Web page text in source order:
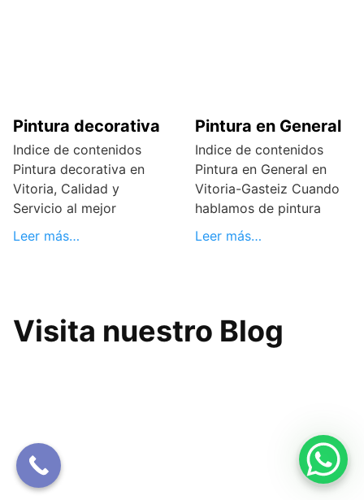
Pintura decorativa
Indice de contenidos
Pintura decorativa en
Vitoria, Calidad y
Servicio al mejor
Leer más…
Pintura en General
Indice de contenidos
Pintura en General en
Vitoria-Gasteiz Cuando
hablamos de pintura
Leer más…
Visita nuestro Blog